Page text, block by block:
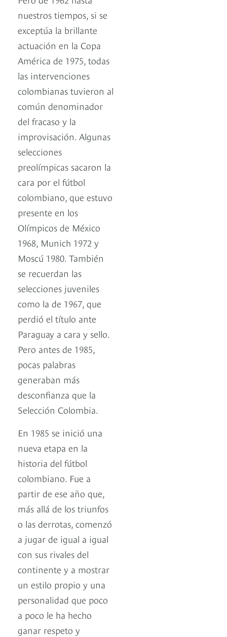
nuestros tiempos, si se
exceptúa la brillante
actuación en la Copa
América de 1975, todas
las intervenciones
colombianas tuvieron al
común denominador
del fracaso y la
improvisación. Algunas
selecciones
preolímpicas sacaron la
cara por el fútbol
colombiano, que estuvo
presente en los
Olímpicos de México
1968, Munich 1972 y
Moscú 1980. También
se recuerdan las
selecciones juveniles
como la de 1967, que
perdió el título ante
Paraguay a cara y sello.
Pero antes de 1985,
pocas palabras
generaban más
desconfianza que la
Selección Colombia.
En 1985 se inició una
nueva etapa en la
historia del fútbol
colombiano. Fue a
partir de ese año que,
más allá de los triunfos
o las derrotas, comenzó
a jugar de igual a igual
con sus rivales del
continente y a mostrar
un estilo propio y una
personalidad que poco
a poco le ha hecho
ganar respeto y